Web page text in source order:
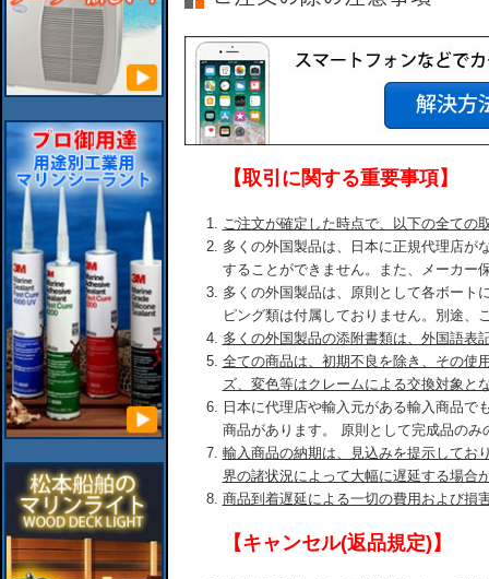
【取引に関する重要事項】
ご注文が確定した時点で、以下の全ての
多くの外国製品は、日本に正規代理店が
することができません。また、メーカー
多くの外国製品は、原則として各ボート
ピング類は付属しておりません。別途、
多くの外国製品の添附書類は、外国語表
全ての商品は、初期不良を除き、その使
ズ、変色等はクレームによる交換対象と
日本に代理店や輸入元がある輸入商品で
商品があります。 原則として完成品のみ
輸入商品の納期は、見込みを提示してお
界の諸状況によって大幅に遅延する場合
商品到着遅延による一切の費用および損
【キャンセル(返品規定)】